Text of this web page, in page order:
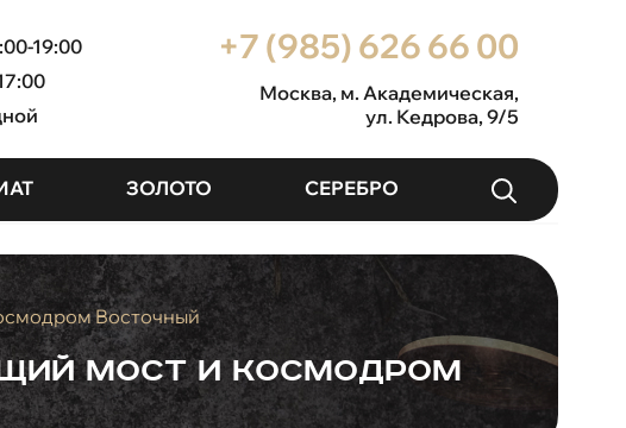
19:00
+7 (985) 626 66 00
Москва, м. Академическая,
ул. Кедрова, 9/5
ЗОЛОТО СЕРЕБРО
Восточный
мост и космодром